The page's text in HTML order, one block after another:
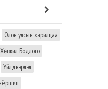
Олон улсын харилцаа
Хөгжил Бодлого
Үйлдвэрлэл